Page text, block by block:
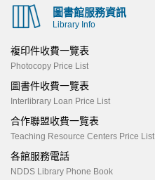
圖書館服務資訊
Library Info
複印件收費一覽表
Photocopy Price List
圖書件收費一覽表
Interlibrary Loan Price List
合作聯盟收費一覽表
Teaching Resource Centers Price List
各館服務電話
NDDS Library Phone Book